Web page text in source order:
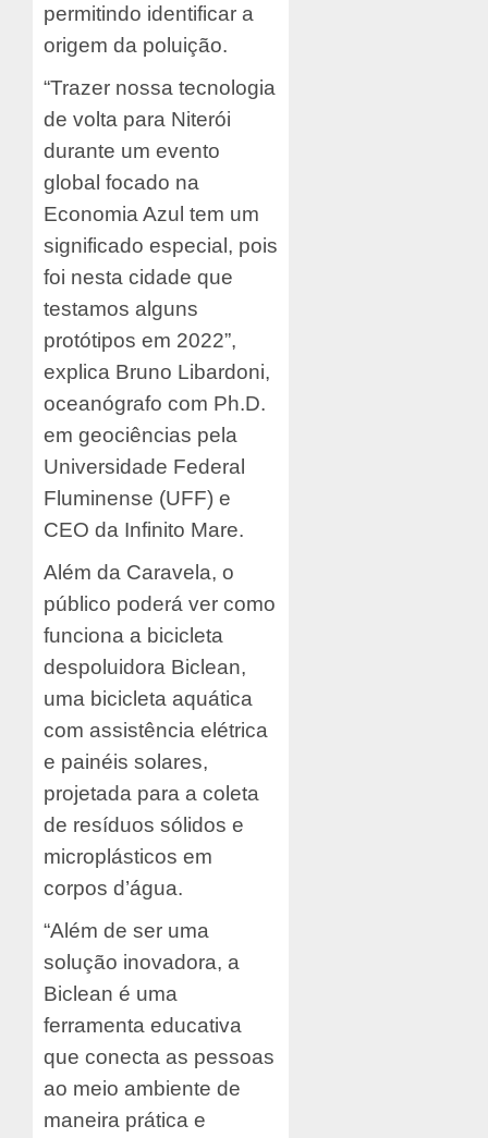
permitindo identificar a
origem da poluição.
“Trazer nossa tecnologia
de volta para Niterói
durante um evento
global focado na
Economia Azul tem um
significado especial, pois
foi nesta cidade que
testamos alguns
protótipos em 2022”,
explica Bruno Libardoni,
oceanógrafo com Ph.D.
em geociências pela
Universidade Federal
Fluminense (UFF) e
CEO da Infinito Mare.
Além da Caravela, o
público poderá ver como
funciona a bicicleta
despoluidora Biclean,
uma bicicleta aquática
com assistência elétrica
e painéis solares,
projetada para a coleta
de resíduos sólidos e
microplásticos em
corpos d’água.
“Além de ser uma
solução inovadora, a
Biclean é uma
ferramenta educativa
que conecta as pessoas
ao meio ambiente de
maneira prática e